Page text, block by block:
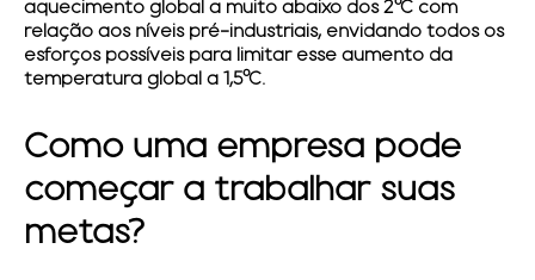
aquecimento global a muito abaixo dos 2°C com
relação aos níveis pré-industriais, envidando todos os
esforços possíveis para limitar esse aumento da
temperatura global a 1,5°C.
Como uma empresa pode
começar a trabalhar suas
metas?